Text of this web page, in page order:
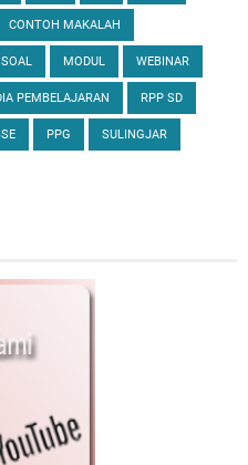
CONTOH MAKALAH
MODUL WEBINAR
PEMBELAJARAN RPP SD
PPG SULINGJAR